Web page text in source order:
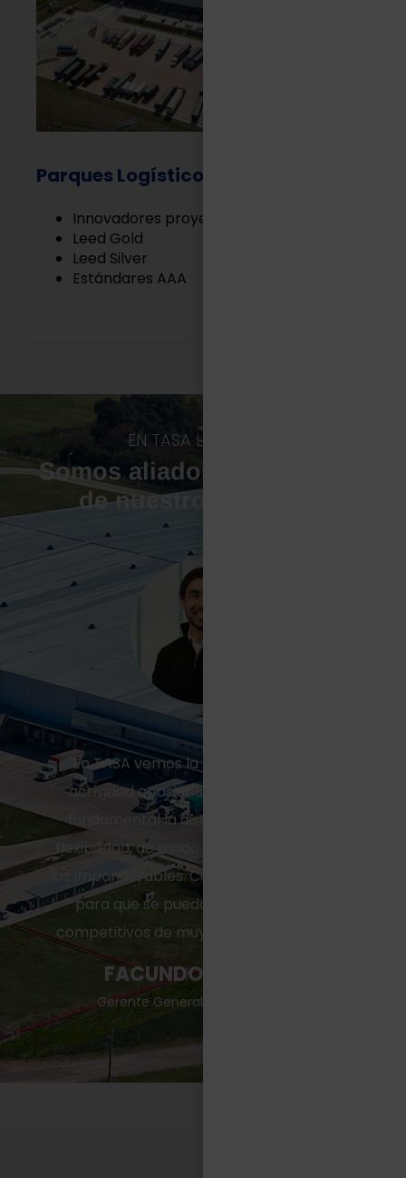
Parques Logísticos
Innovadores proyectos Built to Suit
Leed Gold
Leed Silver
Estándares AAA
EN TASA LOGÍSTICA
Somos aliados estratégicos
de nuestros clientes.
"En TASA vemos la logística como una
actividad apasionante, para la cual es
fundamental la disciplina, el orden y la
flexibilidad, de modo tal de resolver todos
los imponderables. Cumplimos un rol clave
para que se puedan hacer negocios
competitivos de muy variadas industrias.“
FACUNDO CASILLAS
Gerente General - TASA Logística